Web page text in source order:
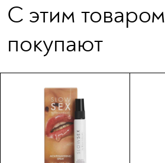
С этим товаром
покупают